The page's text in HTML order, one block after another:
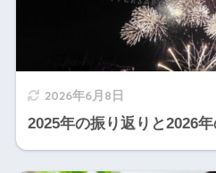
2026年6月8日
2025年の振り返りと2026